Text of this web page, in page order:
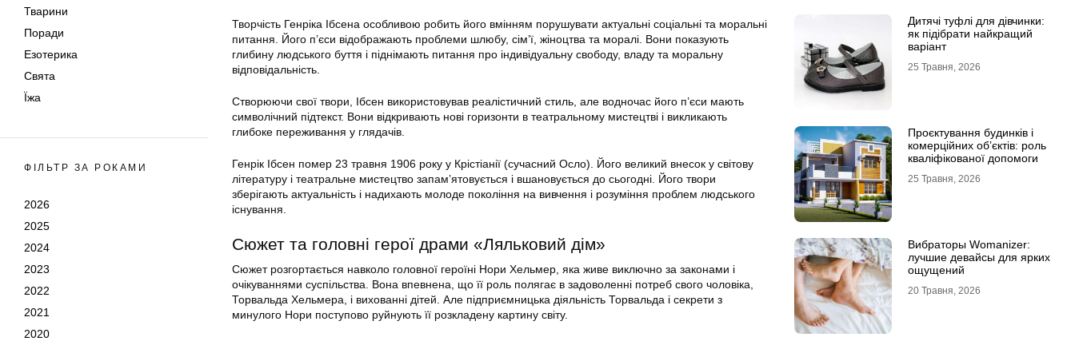
Тварини
Поради
Езотерика
Свята
Їжа
ФІЛЬТР ЗА РОКАМИ
2026
2025
2024
2023
2022
2021
2020
Творчість Генріка Ібсена особливою робить його вмінням порушувати актуальні соціальні та моральні
питання. Його п’єси відображають проблеми шлюбу, сім’ї, жіноцтва та моралі. Вони показують
глибину людського буття і піднімають питання про індивідуальну свободу, владу та моральну
відповідальність.
Створюючи свої твори, Ібсен використовував реалістичний стиль, але водночас його п’єси мають
символічний підтекст. Вони відкривають нові горизонти в театральному мистецтві і викликають
глибоке переживання у глядачів.
Генрік Ібсен помер 23 травня 1906 року у Крістіанії (сучасний Осло). Його великий внесок у світову
літературу і театральне мистецтво запам’ятовується і вшановується до сьогодні. Його твори
зберігають актуальність і надихають молоде покоління на вивчення і розуміння проблем людського
існування.
Сюжет та головні герої драми «Ляльковий дім»
Сюжет розгортається навколо головної героїні Нори Хельмер, яка живе виключно за законами і
очікуваннями суспільства. Вона впевнена, що її роль полягає в задоволенні потреб свого чоловіка,
Торвальда Хельмера, і вихованні дітей. Але підприємницька діяльність Торвальда і секрети з
минулого Нори поступово руйнують її розкладену картину світу.
Дитячі туфлі для дівчинки:
як підібрати найкращий
варіант
25 Травня, 2026
Проєктування будинків і
комерційних об’єктів: роль
кваліфікованої допомоги
25 Травня, 2026
Вибраторы Womanizer:
лучшие девайсы для ярких
ощущений
20 Травня, 2026